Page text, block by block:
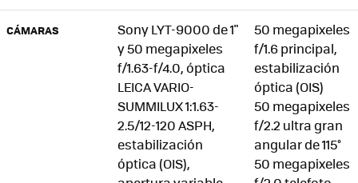
CÁMARAS
Sony LYT-9000 de 1"
y 50 megapixeles
f/1.63-f/4.0, óptica
LEICA VARIO-
SUMMILUX 1:1.63-
2.5/12-120 ASPH,
estabilización
óptica (OIS),
50 megapixeles
f/1.6 principal,
estabilización
óptica (OIS)
50 megapixeles
f/2.2 ultra gran
angular de 115°
50 megapixeles